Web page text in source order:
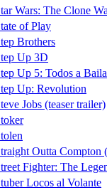
Wars: The Clone
of Play
Brothers
Up 3D
Up 5: Todos a
Up: Revolution
Jobs (teaser trailer)
Outta Compton
Fighter: The
Locos al Volante